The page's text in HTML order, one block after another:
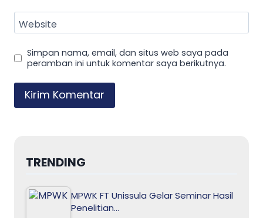
Website
Simpan nama, email, dan situs web saya pada
peramban ini untuk komentar saya berikutnya.
TRENDING
MPWK FT Unissula Gelar Seminar Hasil
Penelitian…